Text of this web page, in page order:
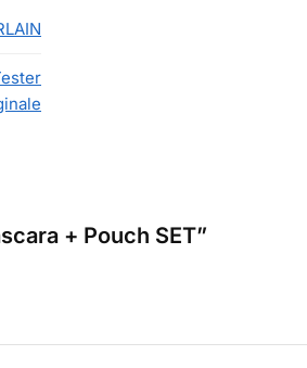
+ Pouch SET”